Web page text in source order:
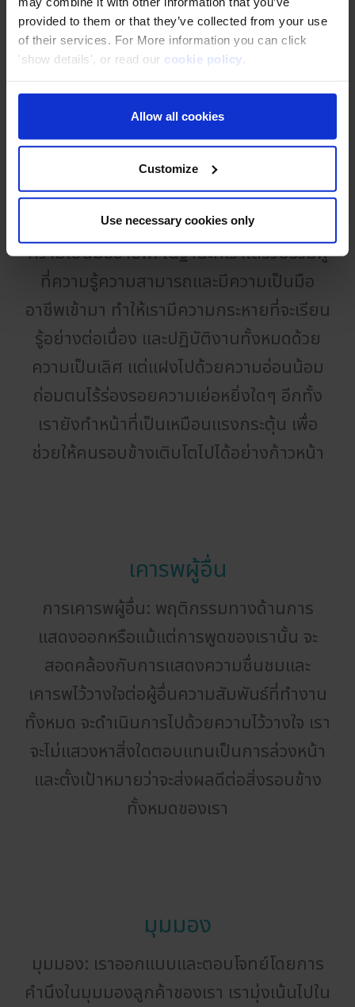
provided to them or that they’ve collected from your use
of their services. For More information you can click
'show details', or read our cookie policy
Allow all cookies
Customize
Use necessary cookies only
เปลี่ยนแปลงชีวิต ไม่ว่าจะเป็นเรื่องการลา
คลอดบุตร หรือ การดูแลผู้สูงอายุ เราพร้อมที่
จะใส่ใจและอยู่เคียงข้างกัน นั่นจึงทำให้เป็น
หนึ่งในจุดแข็งของเรา
ความเป็นมืออาชีพ
ความเป็นมืออาชีพ: ในฐานะที่เราได้รวบรวมผู้
ที่ความรู้ความสามารถและมีความเป็นมือ
อาชีพเข้ามา ทำให้เรามีความกระหายที่จะเรียน
รู้อย่างต่อเนื่อง และปฏิบัติงานทั้งหมดด้วย
ความเป็นเลิศ แต่แฝงไปด้วยความอ่อนน้อม
ถ่อมตนไร้ร่องรอยความเย่อหยิ่งใดๆ อีกทั้ง
เรายังทำหน้าที่เป็นเหมือนแรงกระตุ้น เพื่อ
ช่วยให้คนรอบข้างเติบโตไปได้อย่างก้าวหน้า
เคารพผู้อื่น
การเคารพผู้อื่น: พฤติกรรมทางด้านการ
แสดงออกหรือแม้แต่การพูดของเรานั้น จะ
สอดคล้องกับการแสดงความชื่นชมและ
เคารพไว้วางใจต่อผู้อื่นความสัมพันธ์ที่ทำงาน
ทั้งหมด จะดำเนินการไปด้วยความไว้วางใจ เรา
จะไม่แสวงหาสิ่งใดตอบแทนเป็นการล่วงหน้า
และตั้งเป้าหมายว่าจะส่งผลดีต่อสิ่งรอบข้าง
ทั้งหมดของเรา
มุมมอง
มุมมอง: เราออกแบบและตอบโจทย์โดยการ
คำนึงในมุมมองลูกค้าของเรา เรามุ่งเน้นไปใน